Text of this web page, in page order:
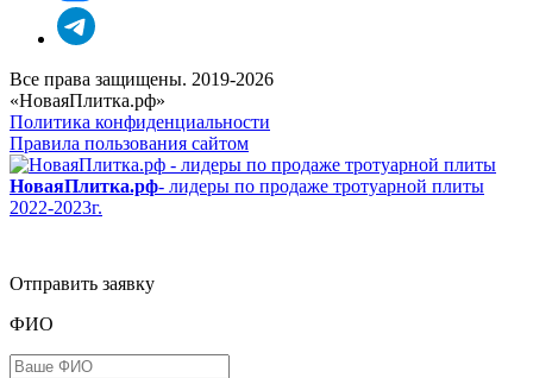
Все права защищены. 2019-2026
«НоваяПлитка.рф»
Политика конфиденциальности
Правила пользования сайтом
НоваяПлитка.рф- лидеры по продаже тротуарной плиты
2022-2023г.
Отправить заявку
ФИО